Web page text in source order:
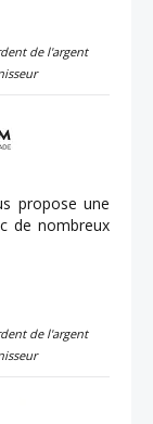
de l'argent
propose une
de nombreux
de l'argent